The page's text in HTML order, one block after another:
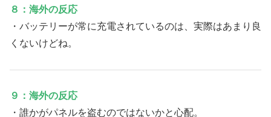
８：海外の反応
・バッテリーが常に充電されているのは、実際はあまり良
くないけどね。
９：海外の反応
・誰かがパネルを盗むのではないかと心配。